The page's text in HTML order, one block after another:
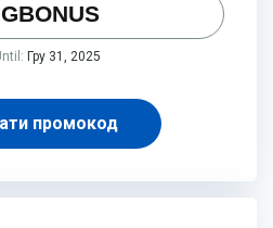
Гру 31, 2025
промокод